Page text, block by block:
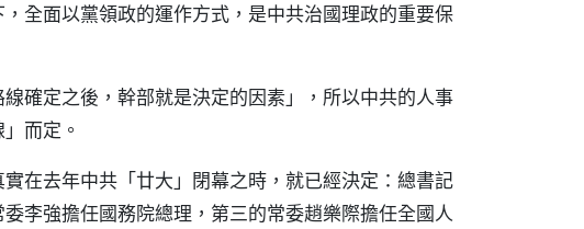
全面以黨領政的運作方式，是中共治國理政的重要保
確定之後，幹部就是決定的因素」，所以中共的人事
而定。
在去年中共「廿大」閉幕之時，就已經決定：總書記
李強擔任國務院總理，第三的常委趙樂際擔任全國人